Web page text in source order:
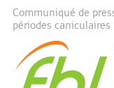
Communiqué de
périodes caniculaires